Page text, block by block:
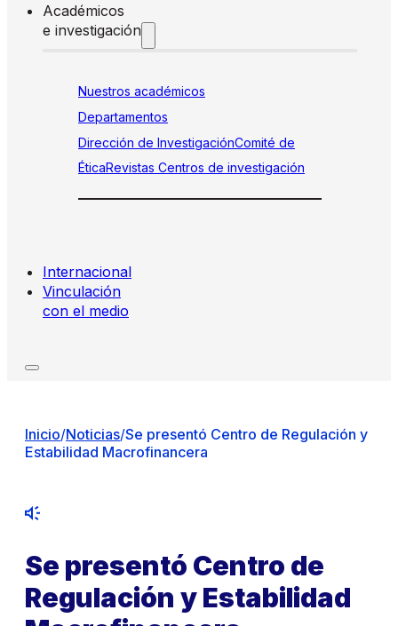
Académicos
e investigación
Nuestros académicos
Departamentos
Dirección de InvestigaciónComité de
ÉticaRevistas Centros de investigación
Internacional
Vinculación
con el medio
Inicio/Noticias/Se presentó Centro de Regulación y
Estabilidad Macrofinancera
Se presentó Centro de
Regulación y Estabilidad